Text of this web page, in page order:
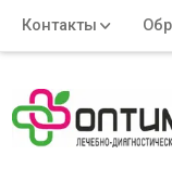
Контакты
Адрес: